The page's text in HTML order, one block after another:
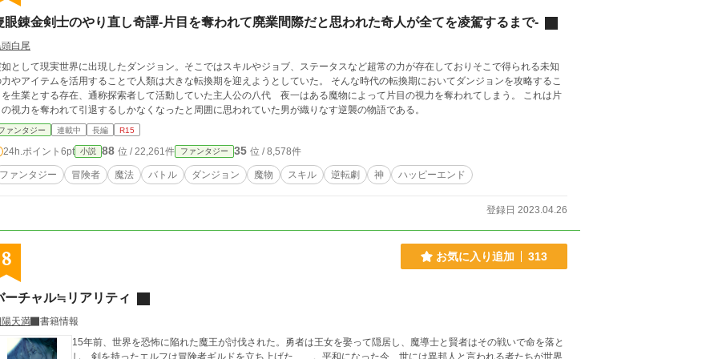
眼錬金剣士のやり直し奇譚-片目を奪われて廃業間際だと思われた奇人が全てを凌駕するまで-
白尾
として現実世界に出現したダンジョン。そこではスキルやジョブ、ステータスなど超常の力が存在しておりそこで得られる未知
やアイテムを活用することで人類は大きな転換期を迎えようとしていた。 そんな時代の転換期においてダンジョンを攻略するこ
生業とする存在、通称探索者して活動していた主人公の八代 夜一はある魔物によって片目の視力を奪われてしまう。 これは片
視力を奪われて引退するしかなくなったと周囲に思われていた男が織りなす逆襲の物語である。
ァンタジー 連載中 長編 R15
24h.ポイント 6pt 小説 88 位 / 22,261件 ファンタジー 35 位 / 8,578件
ファンタジー 冒険者 魔法 バトル ダンジョン 魔物 スキル 逆転劇 神 ハッピーエンド
登録日 2023.04.26
8 お気に入り追加 313
ーチャル≒リアリティ
天満
書籍情報
15年前、世界を恐怖に陥れた魔王が討伐された。勇者は王女を娶って隠居し、魔導士と賢者はその戦いで命を落と
し、剣を持ったエルフは冒険者ギルドを立ち上げた……。平和になった今、世には異邦人と言われる者たちが世界